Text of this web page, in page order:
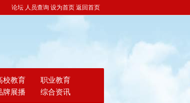
论坛 人员查询 设为首页 返回首页
校教育
职业教育
牌展播 综合资讯